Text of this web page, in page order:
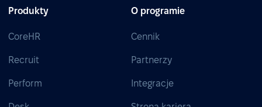
Produkty
CoreHR
Recruit
Perform
O programie
Cennik
Partnerzy
Integracje